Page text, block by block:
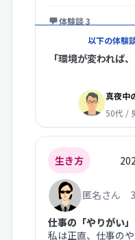
体験談 3
以下の体験
「環境が変われば
真夜中
50代 /
生き方
仕事の「やりがい
私は正直、仕事の
匿名さん